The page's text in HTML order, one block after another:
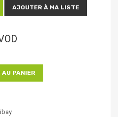
AJOUTER À MA LISTE
PANIER